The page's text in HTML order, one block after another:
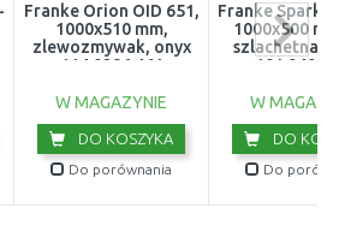
Franke Orion OID 651,
1000x510 mm,
zlewozmywak, onyx
114.0286.461
W MAGAZYNIE
DO KOSZYKA
Do porównania
Franke Spark
1000x500
szlachetna
W
DO
Do